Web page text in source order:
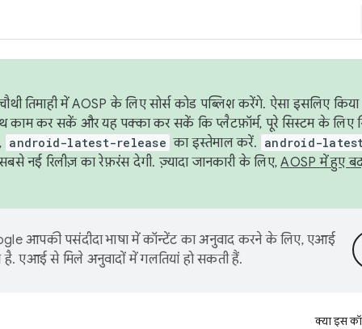
तिमाही में AOSP के लिए सोर्स कोड पब्लिश करेंगे. ऐसा इसलिए
कर सकें और यह पक्का कर सकें कि प्लैटफ़ॉर्म, पूरे सिस्टम के लिए
android-latest-release का इस्तेमाल करें. android-
नई रिलीज़ का रेफ़रंस देगी. ज़्यादा जानकारी के लिए,AOSP में हुए
आपकी पसंदीदा भाषा में कॉन्टेंट का अनुवाद करने के लिए, एआई
है. एआई से मिले अनुवादों में गलतियां हो सकती हैं.
क्या इस